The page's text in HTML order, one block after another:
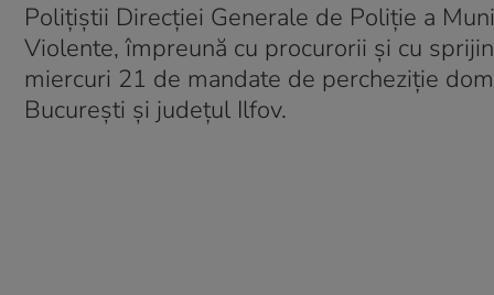
Polițiștii Direcției Generale de Poliție a
Violente, împreună cu procurorii și cu
miercuri 21 de mandate de percheziție
București și județul Ilfov.